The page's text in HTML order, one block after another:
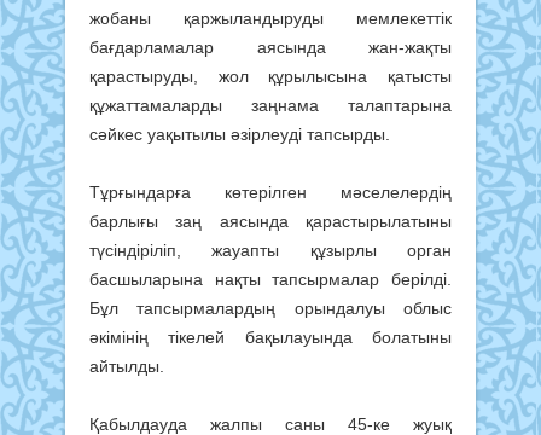
жобаны қаржыландыруды мемлекеттік
бағдарламалар аясында жан-жақты
қарастыруды, жол құрылысына қатысты
құжаттамаларды заңнама талаптарына
сәйкес уақытылы әзірлеуді тапсырды.
Тұрғындарға көтерілген мәселелердің
барлығы заң аясында қарастырылатыны
түсіндіріліп, жауапты құзырлы орган
басшыларына нақты тапсырмалар берілді.
Бұл тапсырмалардың орындалуы облыс
әкімінің тікелей бақылауында болатыны
айтылды.
Қабылдауда жалпы саны 45-ке жуық